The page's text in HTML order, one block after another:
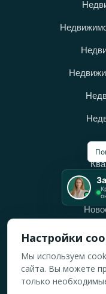
Настройки
Мы используем
сайта. Вы можете
только